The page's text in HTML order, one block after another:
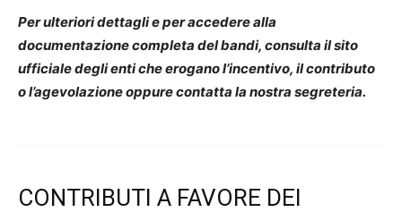
Per ulteriori dettagli e per accedere alla
documentazione completa del bandi, consulta il sito
ufficiale degli enti che erogano l’incentivo, il contributo
o l’agevolazione oppure contatta la nostra segreteria.
CONTRIBUTI A FAVORE DEI